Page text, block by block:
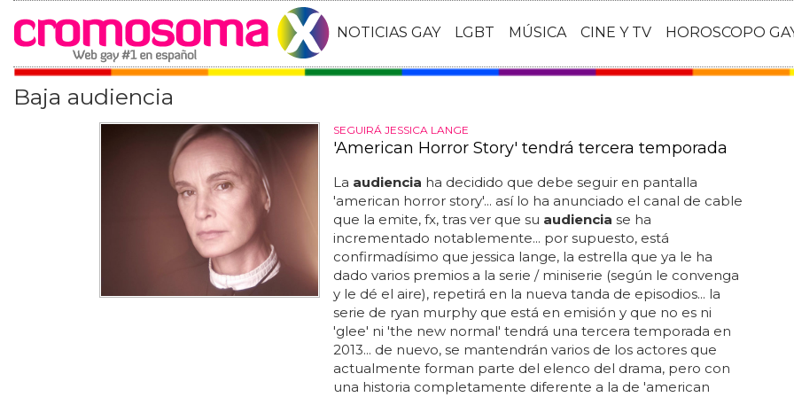
NOTICIAS GAY LGBT MÚSICA CINE Y TV HOROSCOPO
Baja audiencia
SEGUIRÁ JESSICA LANGE
'American Horror Story' tendrá tercera temporada
La audiencia ha decidido que debe seguir en pantalla
'american horror story'... así lo ha anunciado el canal de cable
que la emite, fx, tras ver que su audiencia se ha
incrementado notablemente... por supuesto, está
confirmadísimo que jessica lange, la estrella que ya le ha
dado varios premios a la serie / miniserie (según le convenga
y le dé el aire), repetirá en la nueva tanda de episodios... la
serie de ryan murphy que está en emisión y que no es ni
'glee' ni 'the new normal' tendrá una tercera temporada en
2013... de nuevo, se mantendrán varios de los actores que
actualmente forman parte del elenco del drama, pero con
una historia completamente diferente a la de 'american